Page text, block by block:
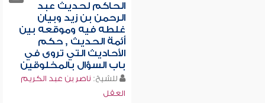
الحاكم لحديث عبد
الرحمن بن زيد وبيان
غلطه فيه وموقعه بين
أئمة الحديث , حكم
الأحاديث التي تروى في
باب السؤال بالمخلوقين
للشيخ: ناصر بن عبد الكريم
العقل